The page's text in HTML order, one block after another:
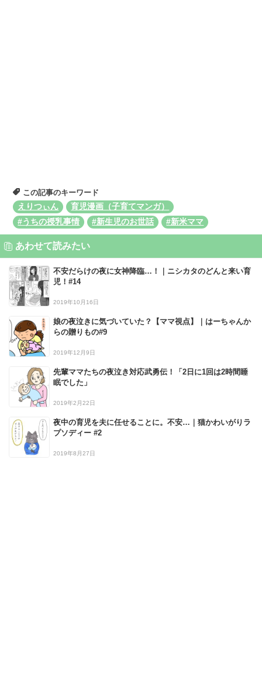
この記事のキーワード
えりつぃん
育児漫画（子育てマンガ）
#うちの授乳事情
#新生児のお世話 #新米ママ
あわせて読みたい
不安だらけの夜に女神降臨…！｜ニシカタのどんと来い育
児！#14
2019年10月16日
娘の夜泣きに気づいていた？【ママ視点】｜はーちゃんか
らの贈りもの#9
2019年12月9日
先輩ママたちの夜泣き対応武勇伝！「2日に1回は2時間睡
眠でした」
2019年2月22日
夜中の育児を夫に任せることに。不安…｜猫かわいがりラ
プソディー #2
2019年8月27日